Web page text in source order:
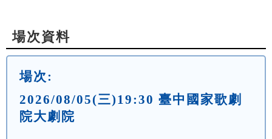
場次資料
場次:
2026/08/05(三)19:30 臺中國家歌劇
院大劇院